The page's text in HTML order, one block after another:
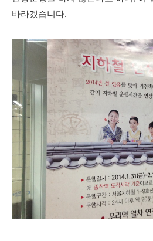
바라겠습니다.